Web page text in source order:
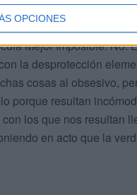
OPCIONES
para entender
tío raro del barrio, con el
Mejor Imposible. No.
la desprotección
cosas al obsesivo,
porque resultan
los que nos resultan
en acto que la